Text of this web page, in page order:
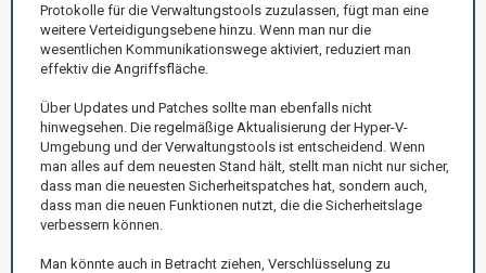
Protokolle für die Verwaltungstools zuzulassen, fügt man eine
weitere Verteidigungsebene hinzu. Wenn man nur die
wesentlichen Kommunikationswege aktiviert, reduziert man
effektiv die Angriffsfläche.
Über Updates und Patches sollte man ebenfalls nicht
hinwegsehen. Die regelmäßige Aktualisierung der Hyper-V-
Umgebung und der Verwaltungstools ist entscheidend. Wenn
man alles auf dem neuesten Stand hält, stellt man nicht nur sicher,
dass man die neuesten Sicherheitspatches hat, sondern auch,
dass man die neuen Funktionen nutzt, die die Sicherheitslage
verbessern können.
Man könnte auch in Betracht ziehen, Verschlüsselung zu